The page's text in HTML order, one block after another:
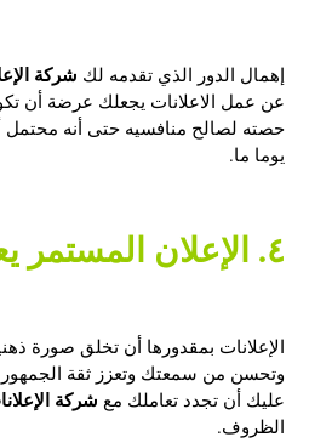
إهمال الدور الذي تقدمه لكشركة
عن عمل الاعلانات يجعلك عرضة أن
حصته لصالح منافسيه حتى أنه محتمل
يوما ما.
الإعلانات بمقدورها أن تخلق صورة
وتحسن من سمعتك وتعزز ثقة الجمهور
عليك أن تجدد تعاملك مع شركة
الظروف.